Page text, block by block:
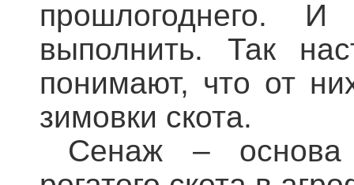
прошлогоднего.
выполнить. Так
понимают, что от
зимовки скота.
Сенаж – основа